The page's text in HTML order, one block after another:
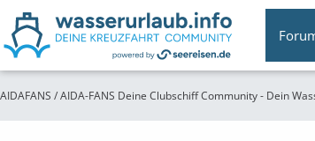
AIDAFANS / AIDA-FANS Deine Clubschiff Community - Dein